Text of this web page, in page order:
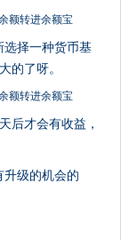
选择一种货币基
的了呀。
后才会有收益，
级的机会的